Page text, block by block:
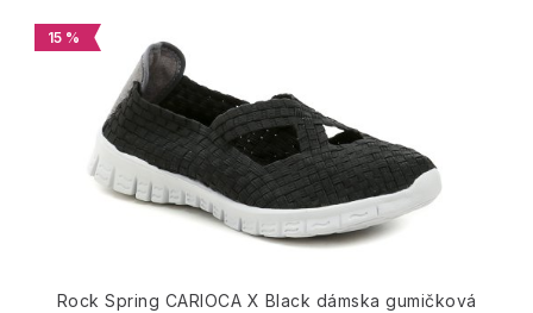
15 %
Rock Spring CARIOCA X Black dámska gumičková